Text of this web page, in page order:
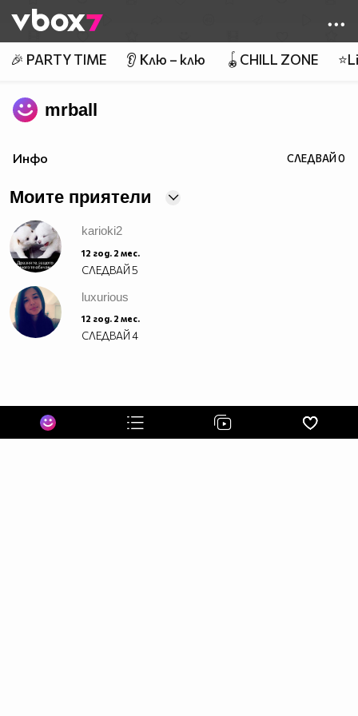
👾
🎉 PARTY TIME 👂 Клю – клю 🪀CHILL ZONE
mrball
Инфо СЛЕДВАЙ0
Моите приятели
karioki2
12 год. 2 мес.
СЛЕДВАЙ5
luxurious
12 год. 2 мес.
СЛЕДВАЙ4